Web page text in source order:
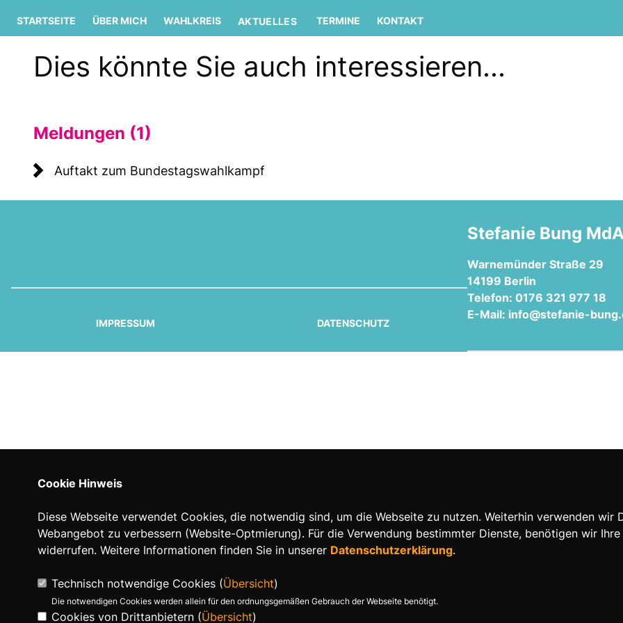
STARTSEITE ÜBER MICH WAHLKREIS AKTUELLES TERMINE KONTAKT
Dies könnte Sie auch interessieren...
Meldungen (1)
Auftakt zum Bundestagswahlkampf
IMPRESSUM DATENSCHUTZ
Stefanie Bung
Warnemünder Straße 29
14199 Berlin
Telefon: 0176 321 977 18
E-Mail: info@stefanie-
Cookie Hinweis
Diese Webseite verwendet Cookies, die notwendig sind, um die Webseite zu nutzen. Weiterhin verwenden wir
Webangebot zu verbessern (Website-Optmierung). Für die Verwendung bestimmter Dienste, benötigen wir
widerrufen. Weitere Informationen finden Sie in unserer Datenschutzerklärung.
Technisch notwendige Cookies (Übersicht)
Die notwendigen Cookies werden allein für den ordnungsgemäßen Gebrauch der Webseite benötigt.
Cookies von Drittanbietern (Übersicht)